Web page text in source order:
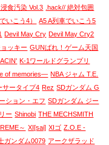
食汚染 Vol.3 .hack// 絶対包囲
いこう4）
A5 A列車でいこう5
Devil May Cry Devil May Cry2
ッキー GUNばれ！ゲーム天国
K-1ワールドグランプリ
of memories― NBA ジャム T.E.
サータイプ4 Rez SDガンダム G
ション・エフ SDガンダム ジー
ー Shinobi THE MECHSMITH
～ XI[sai] XIゴ Z.O.E -
ガンダム0079 アークザラッド